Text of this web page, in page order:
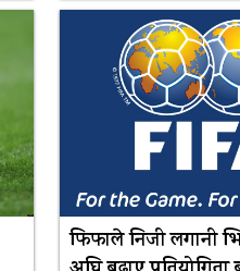
फिफाले निजी लगानी